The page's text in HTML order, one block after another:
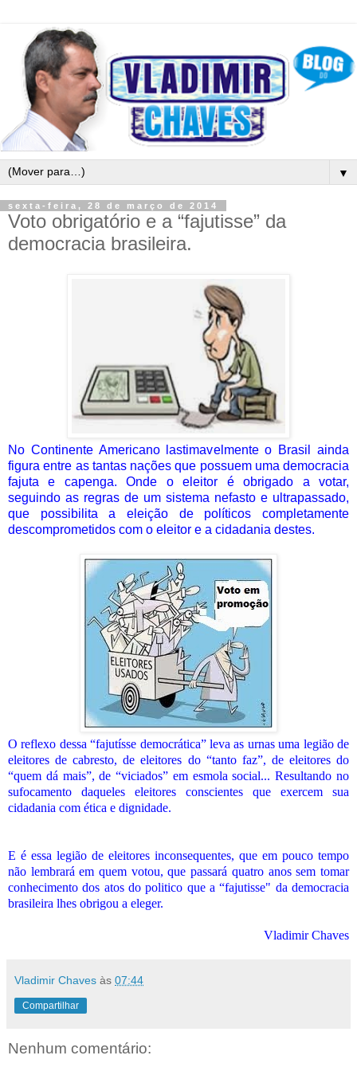
▼
sexta-feira, 28 de março de 2014
Voto obrigatório e a “fajutisse” da
democracia brasileira.
No Continente Americano lastimavelmente o Brasil ainda
figura entre as tantas nações que possuem uma democracia
fajuta e capenga. Onde o eleitor é obrigado a votar,
seguindo as regras de um sistema nefasto e ultrapassado,
que possibilita a eleição de políticos completamente
descomprometidos com o eleitor e a cidadania destes.
O reflexo dessa “fajutísse democrática” leva as urnas uma legião de
eleitores de cabresto, de eleitores do “tanto faz”, de eleitores do
“quem dá mais”, de “viciados” em esmola social... Resultando no
sufocamento daqueles eleitores conscientes que exercem sua
cidadania com ética e dignidade.
E é essa legião de eleitores inconsequentes, que em pouco tempo
não lembrará em quem votou, que passará quatro anos sem tomar
conhecimento dos atos do politico que a “fajutisse" da democracia
brasileira lhes obrigou a eleger.
Vladimir Chaves
Vladimir Chaves às 07:44
Compartilhar
Nenhum comentário: